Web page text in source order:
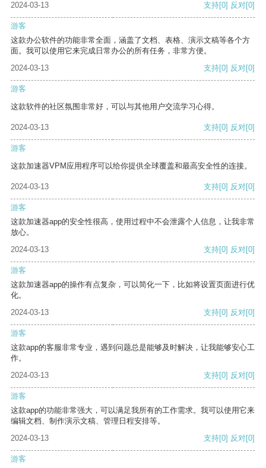
2024-03-13
支持[0] 反对[0]
游客
这款办公软件的功能非常全面，涵盖了文档、表格、演示文稿等各个方
面。我可以使用它来完成日常办公的所有任务，非常方便。
2024-03-13
支持[0] 反对[0]
游客
这款软件的社区氛围非常好，可以与其他用户交流学习心得。
2024-03-13 支持[0] 反对[0]
游客
这款加速器VPM应用程序可以给你提供全球覆盖和最高安全性的连接。
2024-03-13 支持[0] 反对[0]
游客
这款加速器app的安全性很高，使用过程中不会泄露个人信息，让我非常
放心。
2024-03-13
支持[0] 反对[0]
游客
这款加速器app的操作有点复杂，可以简化一下，比如将设置页面进行优
化。
2024-03-13
支持[0] 反对[0]
游客
这款app的客服非常专业，遇到问题总是能够及时解决，让我能够安心工
作。
2024-03-13
支持[0] 反对[0]
游客
这款app的功能非常强大，可以满足我所有的工作需求。我可以使用它来
编辑文档、制作演示文稿、管理日程安排等。
2024-03-13
支持[0] 反对[0]
游客